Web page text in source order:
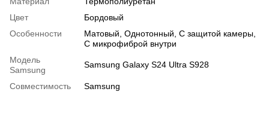
Цвет
Бордовый
Особенности
Матовый, Однотонный, С защитой камеры,
С микрофиброй внутри
Модель
Samsung
Samsung Galaxy S24 Ultra S928
Совместимость Samsung